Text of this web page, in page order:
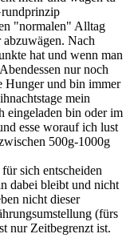
"normalen" Alltag
abzuwägen. Nach
hat und wenn man
nur noch
Hunger und bin immer
mein
eingeladen bin oder im
esse worauf ich lust
500g-1000g
sich entscheiden
dabei bleibt und nicht
nicht dieser
(fürs
nur Zeitbegrenzt ist.